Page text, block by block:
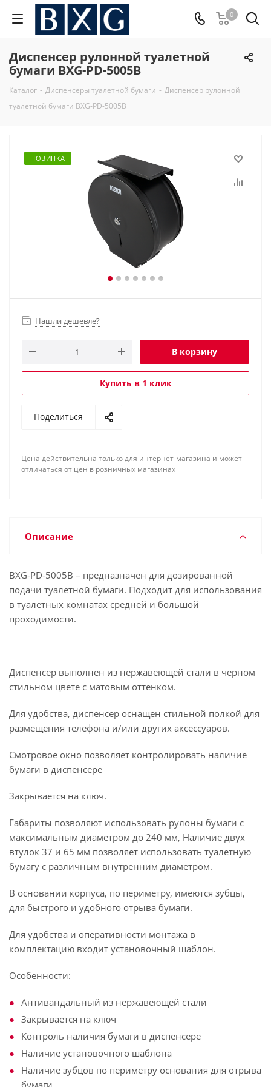
0
Диспенсер рулонной туалетной
бумаги BXG-PD-5005B
Каталог - Диспенсеры туалетной бумаги - Диспенсер рулонной
туалетной бумаги BXG-PD-5005B
НОВИНКА
Нашли дешевле?
В корзину
Купить в 1 клик
Поделиться
Цена действительна только для интернет-магазина и может
отличаться от цен в розничных магазинах
Описание
BXG-PD-5005B – предназначен для дозированной
подачи туалетной бумаги. Подходит для использования
в туалетных комнатах средней и большой
проходимости.
Диспенсер выполнен из нержавеющей стали в черном
стильном цвете с матовым оттенком.
Для удобства, диспенсер оснащен стильной полкой для
размещения телефона и/или других аксессуаров.
Смотровое окно позволяет контролировать наличие
бумаги в диспенсере
Закрывается на ключ.
Габариты позволяют использовать рулоны бумаги с
максимальным диаметром до 240 мм, Наличие двух
втулок 37 и 65 мм позволяет использовать туалетную
бумагу с различным внутренним диаметром.
В основании корпуса, по периметру, имеются зубцы,
для быстрого и удобного отрыва бумаги.
Для удобства и оперативности монтажа в
комплектацию входит установочный шаблон.
Особенности:
Антивандальный из нержавеющей стали
Закрывается на ключ
Контроль наличия бумаги в диспенсере
Наличие установочного шаблона
Наличие зубцов по периметру основания для отрыва
бумаги